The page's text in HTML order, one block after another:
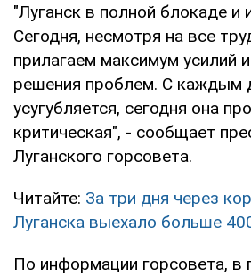
"Луганск в полной блокаде и
Сегодня, несмотря на все
прилагаем максимум усилий
решения проблем. С каждым
усугубляется, сегодня она
критическая", - сообщает
Луганского горсовета.
Читайте: За три дня через
Луганска выехало больше
По информации горсовета, в